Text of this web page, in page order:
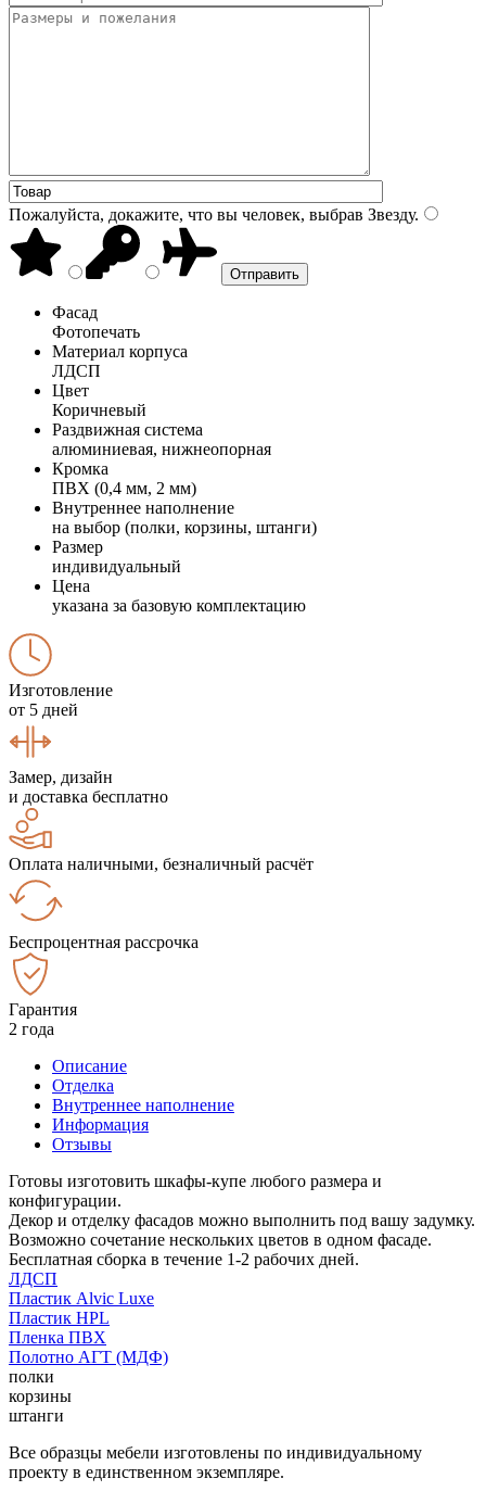
Пожалуйста, докажите, что вы человек, выбрав Звезду.
Фасад
Фотопечать
Материал корпуса
ЛДСП
Цвет
Коричневый
Раздвижная система
алюминиевая, нижнеопорная
Кромка
ПВХ (0,4 мм, 2 мм)
Внутреннее наполнение
на выбор (полки, корзины, штанги)
Размер
индивидуальный
Цена
указана за базовую комплектацию
Изготовление
от 5 дней
Замер, дизайн
и доставка бесплатно
Оплата наличными, безналичный расчёт
Беспроцентная рассрочка
Гарантия
2 года
Описание
Отделка
Внутреннее наполнение
Информация
Отзывы
Готовы изготовить шкафы-купе любого размера и
конфигурации.
Декор и отделку фасадов можно выполнить под вашу задумку.
Возможно сочетание нескольких цветов в одном фасаде.
Бесплатная сборка в течение 1-2 рабочих дней.
ЛДСП
Пластик Alvic Luxe
Пластик HPL
Пленка ПВХ
Полотно АГТ (МДФ)
полки
корзины
штанги
Все образцы мебели изготовлены по индивидуальному
проекту в единственном экземпляре.